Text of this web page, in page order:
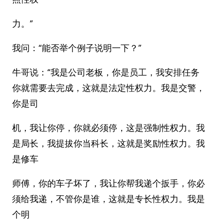
力。”
我问：“能否举个例子说明一下？”
牛哥说：“我是公司老板，你是员工，我安排任务
你就需要去完成，这就是法定性权力。我是交警，
你是司
机，我让你停，你就必须停，这是强制性权力。我
是局长，我提拔你当科长，这就是奖励性权力。我
是修车
师傅，你的车子坏了，我让你帮我递个扳手，你必
须给我递，不管你是谁，这就是专长性权力。我是
个明